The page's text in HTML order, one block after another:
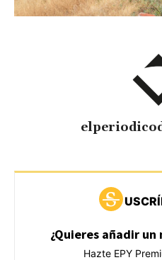
¿Quieres añadir
Hazte EPY